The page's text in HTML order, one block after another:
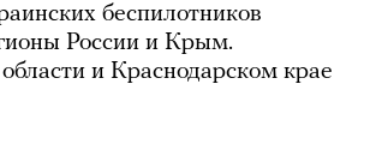
беспилотников
России и Крым.
и Краснодарском крае